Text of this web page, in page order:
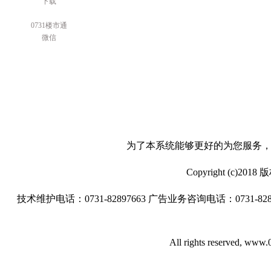
0731楼市通
微信
为了本系统能够更好的为您服务
Copyright (c)2018
技术维护电话：0731-82897663 广告业务咨询电话：0731-
All rights reserved,